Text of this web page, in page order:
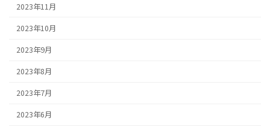
2023年11月
2023年10月
2023年9月
2023年8月
2023年7月
2023年6月